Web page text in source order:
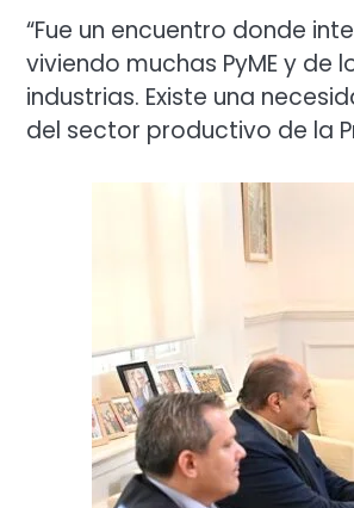
“Fue un encuentro donde
viviendo muchas PyME y
industrias. Existe una
del sector productivo de la